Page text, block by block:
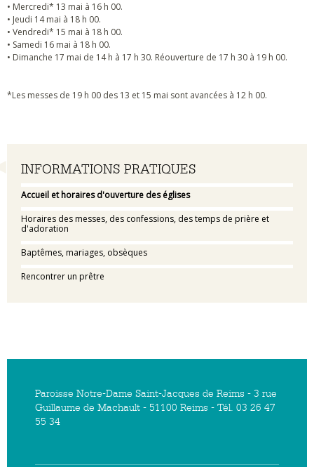
Navigation
INFORMATIONS PRATIQUES
Accueil et horaires d'ouverture des églises
Horaires des messes, des confessions, des temps de prière et
d'adoration
Baptêmes, mariages, obsèques
Rencontrer un prêtre
• Mercredi* 13 mai à 16 h 00.
• Jeudi 14 mai à 18 h 00.
• Vendredi* 15 mai à 18 h 00.
• Samedi 16 mai à 18 h 00.
• Dimanche 17 mai de 14 h à 17 h 30. Réouverture de 17 h 30 à 19 h 00.
*Les messes de 19 h 00 des 13 et 15 mai sont avancées à 12 h 00.
Paroisse Notre-Dame Saint-Jacques de Reims - 3 rue
Guillaume de Machault - 51100 Reims - Tél. 03 26 47
55 34